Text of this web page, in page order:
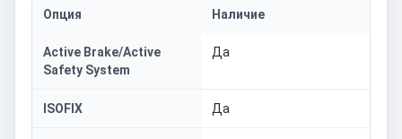
Опция Наличие
Active Brake/Active
Safety System
Да
ISOFIX Да